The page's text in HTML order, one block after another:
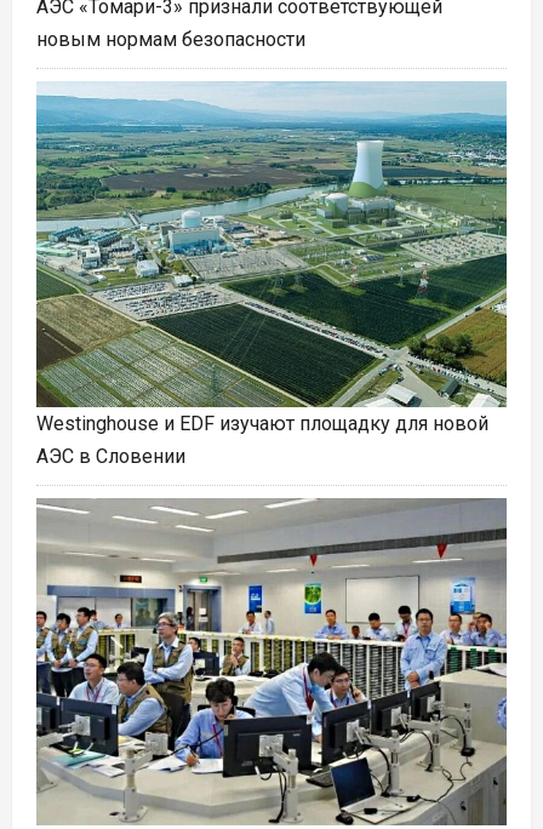
АЭС «Томари-3» признали соответствующей
новым нормам безопасности
Westinghouse и EDF изучают площадку для новой
АЭС в Словении